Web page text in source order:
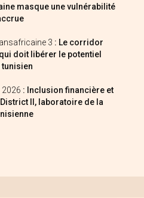
masque une vulnérabilité
3 : Le corridor
doit libérer le potentiel
2026 : Inclusion financière et
II, laboratoire de la